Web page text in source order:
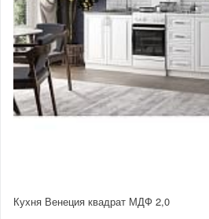
Кухня Венеция квадрат МДФ 2,0